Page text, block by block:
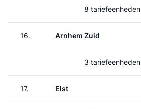
8 tariefeenheden
16. Arnhem Zuid
3 tariefeenheden
17. Elst